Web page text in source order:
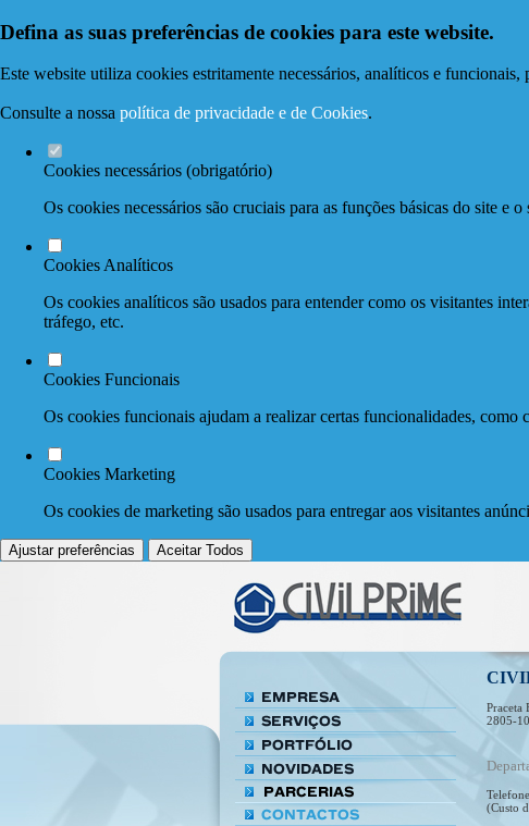
Defina as suas preferências de cookies para este website.
Este website utiliza cookies estritamente necessários, analíticos e
Consulte a nossa política de privacidade e de Cookies.
Cookies necessários (obrigatório)
Os cookies necessários são cruciais para as funções básicas do site e
Cookies Analíticos
Os cookies analíticos são usados para entender como os visitantes
tráfego, etc.
Cookies Funcionais
Os cookies funcionais ajudam a realizar certas funcionalidades,
Cookies Marketing
Os cookies de marketing são usados para entregar aos visitantes
Ajustar preferências Aceitar Todos
Praceta
2805-
(Custo